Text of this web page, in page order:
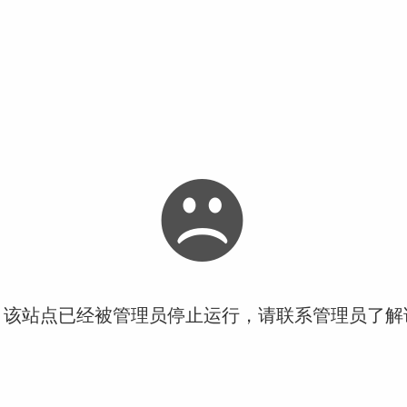
站点已经被管理员停止运行，请联系管理员了